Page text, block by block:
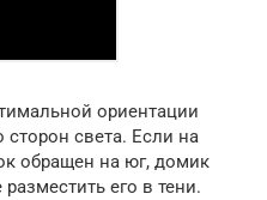
ориентации
сторон света. Если на
обращен на юг, домик
его в тени.